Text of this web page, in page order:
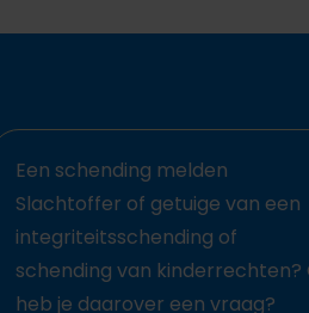
Een schending melden
Slachtoffer of getuige van een
integriteitsschending of
schending van kinderrechten?
heb je daarover een vraag?